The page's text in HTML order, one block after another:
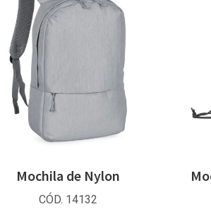
Mochila de Nylon
CÓD. 14132